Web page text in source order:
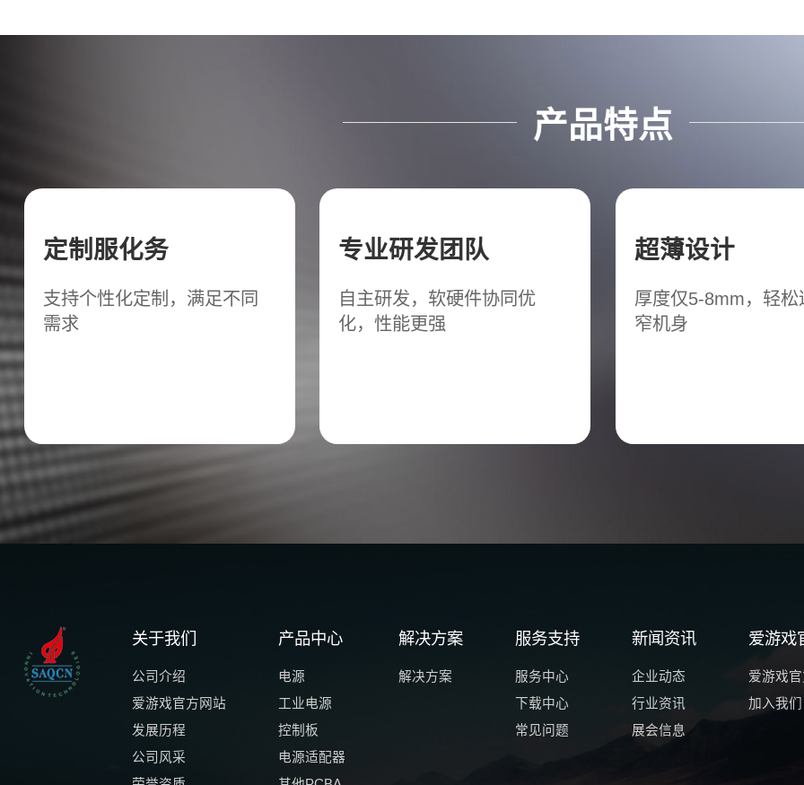
产品特点
定制服化务
支持个性化定制，满足不同
需求
专业研发团队
自主研发，软硬件协同优
化，性能更强
超薄设计
厚度仅5-8mm，轻松
窄机身
关于我们
公司介绍
爱游戏官方网站
发展历程
公司风采
产品中心
电源
工业电源
控制板
电源适配器
解决方案
解决方案
服务支持
服务中心
下载中心
常见问题
新闻资讯
企业动态
行业资讯
展会信息
爱游戏
爱游戏
加入我们